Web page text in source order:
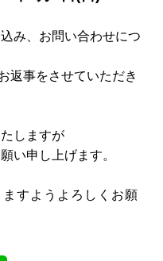
み、お問い合わせにつ
返事をさせていただき
しますが
い申し上げます。
すよう よろしくお願